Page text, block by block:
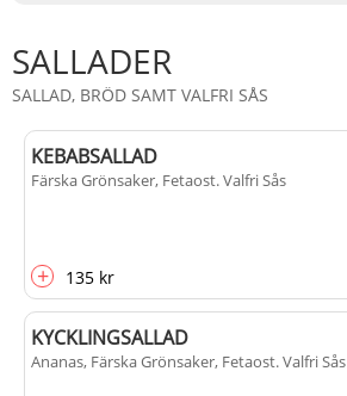
SALLADER
SALLAD, BRÖD SAMT VALFRI SÅS
KEBABSALLAD
Färska Grönsaker, Fetaost. Valfri Sås
+ 135 kr
KYCKLINGSALLAD
Ananas, Färska Grönsaker, Fetaost. Valfri Sås